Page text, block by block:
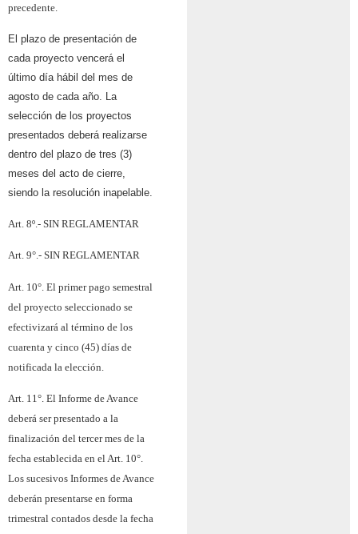
precedente.
El plazo de presentación de
cada proyecto vencerá el
último día hábil del mes de
agosto de cada año. La
selección de los proyectos
presentados deberá realizarse
dentro del plazo de tres (3)
meses del acto de cierre,
siendo la resolución inapelable.
Art. 8º.- SIN REGLAMENTAR
Art. 9°.- SIN REGLAMENTAR
Art. 10°. El primer pago semestral
del proyecto seleccionado se
efectivizará al término de los
cuarenta y cinco (45) días de
notificada la elección.
Art. 11°. El Informe de Avance
deberá ser presentado a la
finalización del tercer mes de la
fecha establecida en el Art. 10°.
Los sucesivos Informes de Avance
deberán presentarse en forma
trimestral contados desde la fecha